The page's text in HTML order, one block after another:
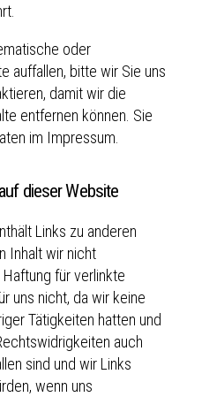
oder
auffallen, bitte wir Sie uns
damit wir die
entfernen können. Sie
im Impressum.
dieser Website
Links zu anderen
Inhalt wir nicht
für verlinkte
uns nicht, da wir keine
Tätigkeiten hatten und
auch
sind und wir Links
wenn uns